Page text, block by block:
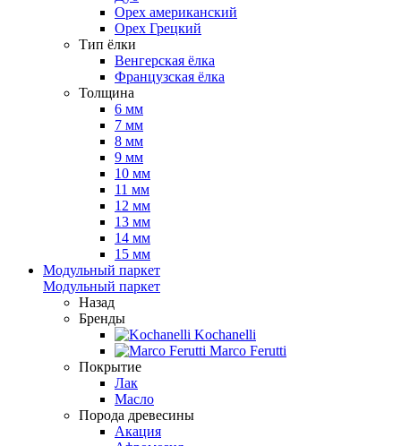
Орех американский
Орех Грецкий
Тип ёлки
Венгерская ёлка
Французская ёлка
Толщина
6 мм
7 мм
8 мм
9 мм
10 мм
11 мм
12 мм
13 мм
14 мм
15 мм
Модульный паркет
Модульный паркет
Назад
Бренды
Kochanelli
Marco Ferutti
Покрытие
Лак
Масло
Порода древесины
Акация